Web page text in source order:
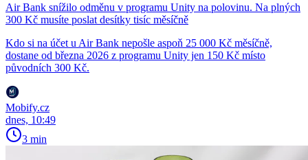
Air Bank snížilo odměnu v programu Unity na polovinu. Na plných
300 Kč musíte poslat desítky tisíc měsíčně
Kdo si na účet u Air Bank nepošle aspoň 25 000 Kč měsíčně,
dostane od března 2026 z programu Unity jen 150 Kč místo
původních 300 Kč.
Mobify.cz
dnes, 10:49
3 min